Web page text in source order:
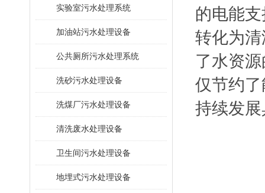
​实验室污水处理系统
加油站污水处理设备
公共厕所污水处理系统
洗砂污水处理设备
洗煤厂污水处理设备
清洗废水处理设备
卫生间污水处理设备
地埋式污水处理设备
的电能
转化为
了水资
仅节约
持续发